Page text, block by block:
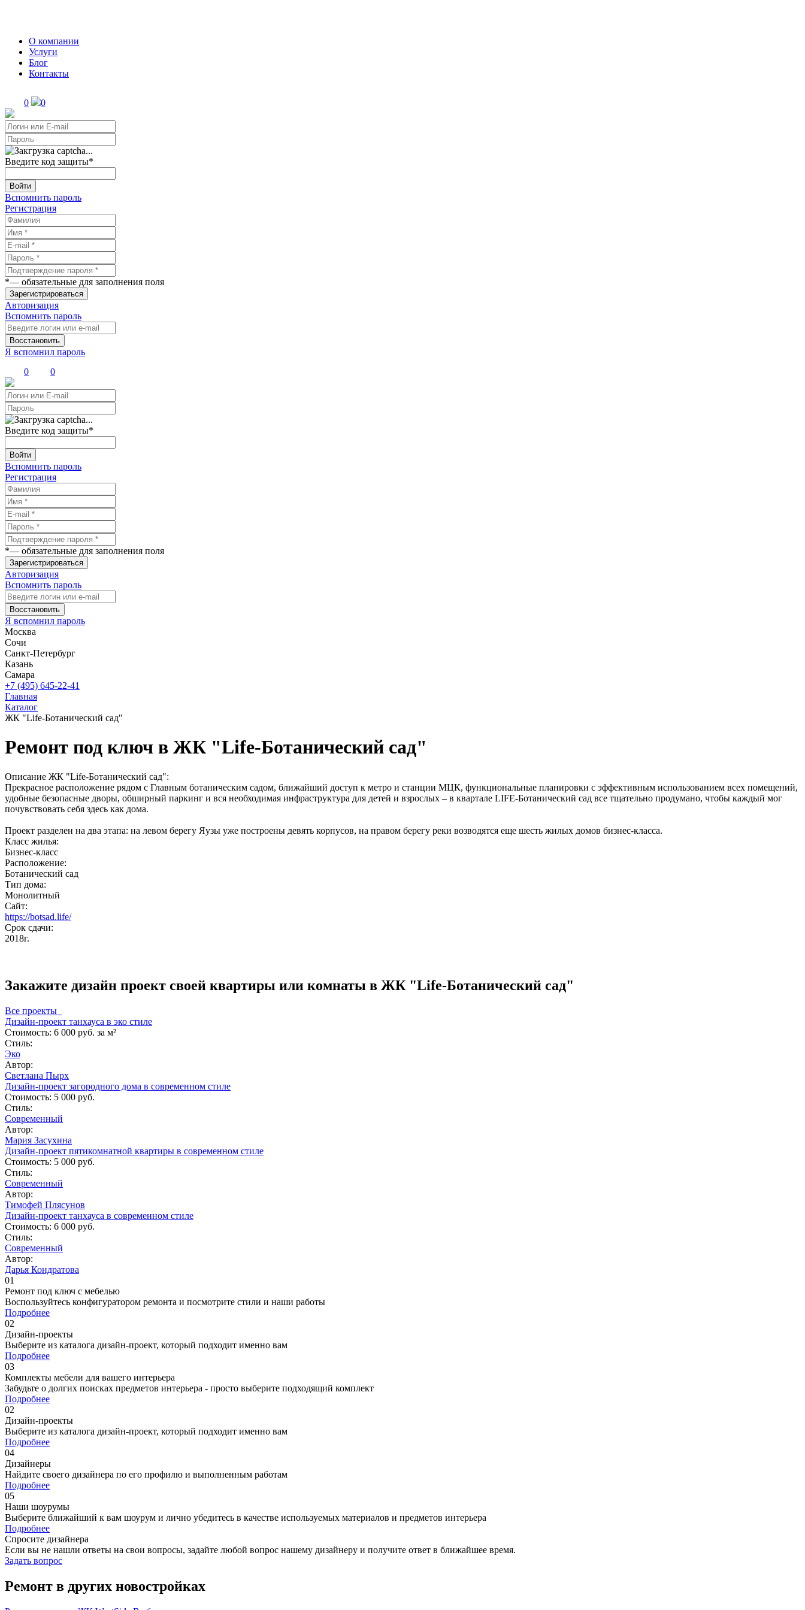
О компании
Услуги
Блог
Контакты
0 0
Введите код защиты*
Войти
Вспомнить пароль
Регистрация
*— обязательные для заполнения поля
Зарегистрироваться
Авторизация
Вспомнить пароль
Восстановить
Я вспомнил пароль
0
0
Введите код защиты*
Войти
Вспомнить пароль
Регистрация
*— обязательные для заполнения поля
Зарегистрироваться
Авторизация
Вспомнить пароль
Восстановить
Я вспомнил пароль
Москва
Сочи
Санкт-Петербург
Казань
Самара
+7 (495) 645-22-41
Главная
Каталог
ЖК "Life-Ботанический сад"
Ремонт под ключ в ЖК "Life-Ботанический сад"
Описание ЖК "Life-Ботанический сад":
Прекрасное расположение рядом с Главным ботаническим садом, ближайший доступ к метро и станции МЦК, функциональные планировки с эффективным использованием всех помещений,
удобные безопасные дворы, обширный паркинг и вся необходимая инфраструктура для детей и взрослых – в квартале LIFE-Ботанический сад все тщательно продумано, чтобы каждый мог
почувствовать себя здесь как дома.
Проект разделен на два этапа: на левом берегу Яузы уже построены девять корпусов, на правом берегу реки возводятся еще шесть жилых домов бизнес-класса.
Класс жилья:
Бизнес-класс
Расположение:
Ботанический сад
Тип дома:
Монолитный
Сайт:
https://botsad.life/
Срок сдачи:
2018г.
Закажите дизайн проект своей квартиры или комнаты в ЖК "Life-Ботанический сад"
Все проекты
Дизайн-проект танхауса в эко стиле
Стоимость: 6 000 руб. за м²
Стиль:
Эко
Автор:
Светлана Пырх
Дизайн-проект загородного дома в современном стиле
Стоимость: 5 000 руб.
Стиль:
Современный
Автор:
Мария Засухина
Дизайн-проект пятикомнатной квартиры в современном стиле
Стоимость: 5 000 руб.
Стиль:
Современный
Автор:
Тимофей Плясунов
Дизайн-проект танхауса в современном стиле
Стоимость: 6 000 руб.
Стиль:
Современный
Автор:
Дарья Кондратова
01
Ремонт под ключ c мебелью
Воспользуйтесь конфигуратором ремонта и посмотрите стили и наши работы
Подробнее
02
Дизайн-проекты
Выберите из каталога дизайн-проект, который подходит именно вам
Подробнее
03
Комплекты мебели для вашего интерьера
Забудьте о долгих поисках предметов интерьера - просто выберите подходящий комплект
Подробнее
02
Дизайн-проекты
Выберите из каталога дизайн-проект, который подходит именно вам
Подробнее
04
Дизайнеры
Найдите своего дизайнера по его профилю и выполненным работам
Подробнее
05
Наши шоурумы
Выберите ближайший к вам шоурум и лично убедитесь в качестве используемых материалов и предметов интерьера
Подробнее
Спросите дизайнера
Если вы не нашли ответы на свои вопросы, задайте любой вопрос нашему дизайнеру и получите ответ в ближайшее время.
Задать вопрос
Ремонт в других новостройках